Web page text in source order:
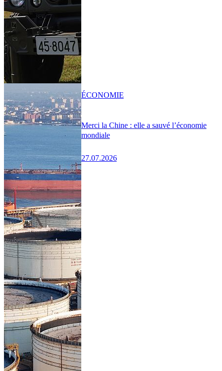
Merci la Chine : elle a sauvé l’économie
mondiale
27.07.2026
ÉCONOMIE